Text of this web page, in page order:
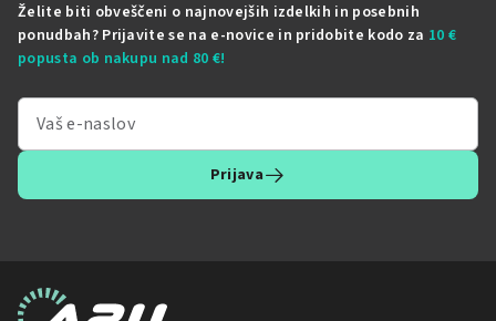
Želite biti obveščeni o najnovejših izdelkih in posebnih
ponudbah? Prijavite se na e-novice in pridobite kodo za 10 €
popusta ob nakupu nad 80 €!
Prijava